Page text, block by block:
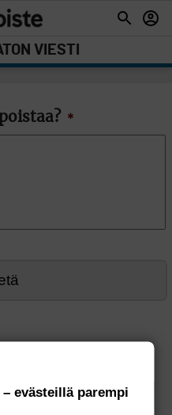
VIESTI
*
evästeillä parempi